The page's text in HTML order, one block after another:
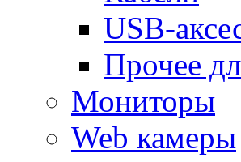
USB-
Прочее
Мониторы
Web камеры